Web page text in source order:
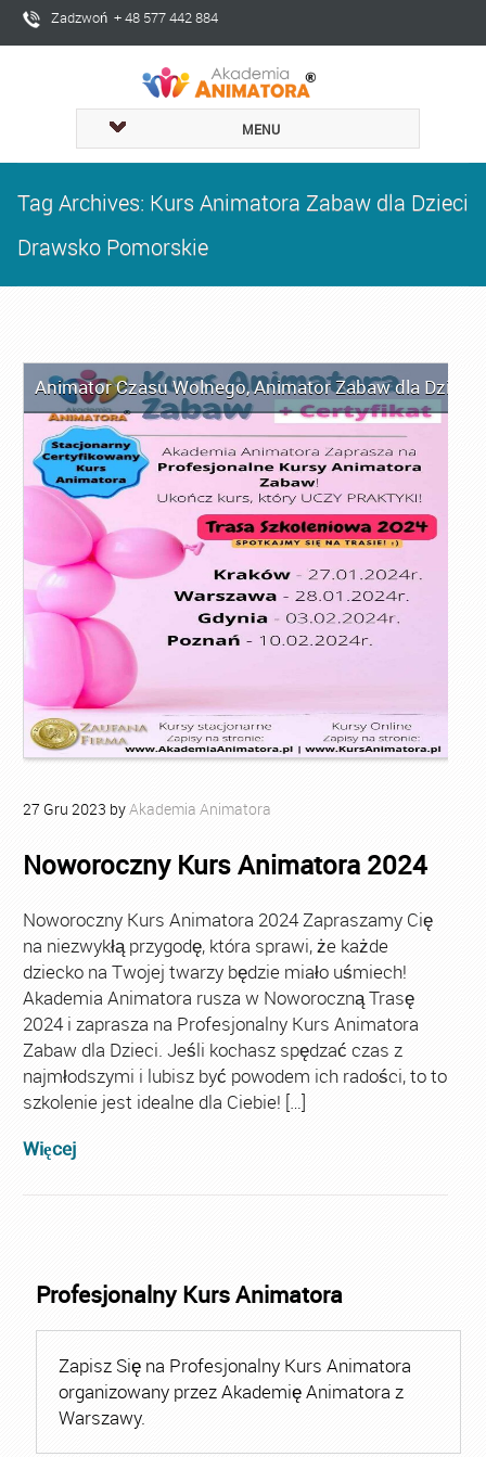
Zadzwoń + 48 577 442 884
MENU
Tag Archives: Kurs Animatora Zabaw dla Dzieci
Drawsko Pomorskie
Animator Czasu Wolnego,Animator Zabaw dla Dzieci
27 Gru 2023 byAkademia Animatora
Noworoczny Kurs Animatora 2024
Noworoczny Kurs Animatora 2024 Zapraszamy Cię
na niezwykłą przygodę, która sprawi, że każde
dziecko na Twojej twarzy będzie miało uśmiech!
Akademia Animatora rusza w Noworoczną Trasę
2024 i zaprasza na Profesjonalny Kurs Animatora
Zabaw dla Dzieci. Jeśli kochasz spędzać czas z
najmłodszymi i lubisz być powodem ich radości, to to
szkolenie jest idealne dla Ciebie! […]
Więcej
Profesjonalny Kurs Animatora
Zapisz Się na Profesjonalny Kurs Animatora
organizowany przez Akademię Animatora z
Warszawy.